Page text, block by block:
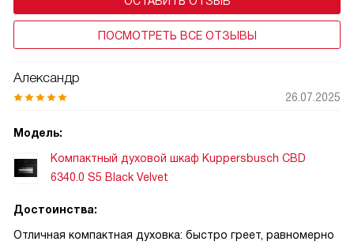
ПОСМОТРЕТЬ ВСЕ ОТЗЫВЫ
Александр
26.07.2025
Модель:
Компактный духовой шкаф Kuppersbusch CBD
6340.0 S5 Black Velvet
Достоинства:
Отличная компактная духовка: быстро греет, равномерно